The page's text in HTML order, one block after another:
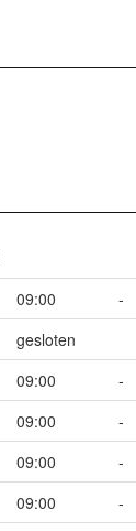
09:00 -
gesloten
09:00 -
09:00 -
09:00 -
09:00 -